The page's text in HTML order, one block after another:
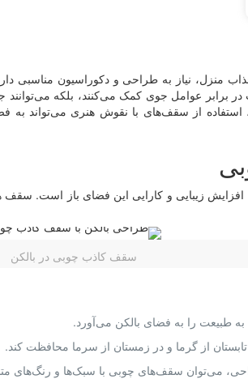
منزل، نیاز به طراحی و دکوراسیون مناسبی
عوامل جوی کمک می‌کنند، بلکه می‌توانند
از سقف‌های با نقوش هنری می‌تواند به
زیبایی و کارایی این فضای باز است. سقف
سقف کاذب چوبی در بالکن
طبیعت را به فضای بالکن می‌آورد.
از گرما و در زمستان از سرما محافظت کند.
می‌توان سقف‌های چوبی با سبک‌ها و رنگ‌های